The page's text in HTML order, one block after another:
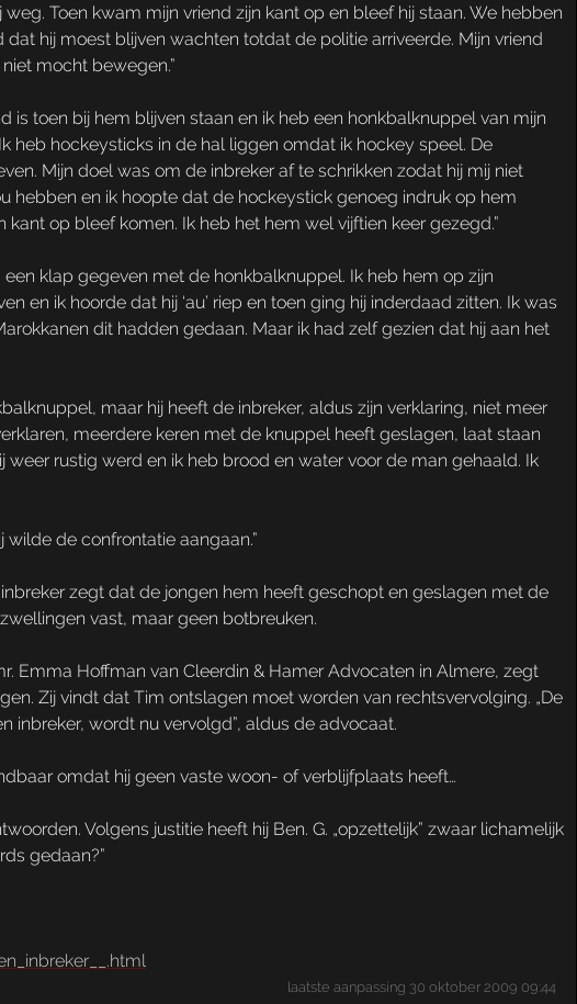
Toen kwam mijn vriend zijn kant op en bleef hij staan. We hebben
hij moest blijven wachten totdat de politie arriveerde. Mijn vriend
mocht bewegen.”
is toen bij hem blijven staan en ik heb een honkbalknuppel van mijn
heb hockeysticks in de hal liggen omdat ik hockey speel. De
Mijn doel was om de inbreker af te schrikken zodat hij mij niet
hebben en ik hoopte dat de hockeystick genoeg indruk op hem
op bleef komen. Ik heb het hem wel vijftien keer gezegd.”
klap gegeven met de honkbalknuppel. Ik heb hem op zijn
en ik hoorde dat hij ‘au’ riep en toen ging hij inderdaad zitten. Ik was
dit hadden gedaan. Maar ik had zelf gezien dat hij aan het
maar hij heeft de inbreker, aldus zijn verklaring, niet meer
meerdere keren met de knuppel heeft geslagen, laat staan
weer rustig werd en ik heb brood en water voor de man gehaald. Ik
de confrontatie aangaan.”
zegt dat de jongen hem heeft geschopt en geslagen met de
vast, maar geen botbreuken.
Emma Hoffman van Cleerdin & Hamer Advocaten in Almere, zegt
Zij vindt dat Tim ontslagen moet worden van rechtsvervolging. „De
inbreker, wordt nu vervolgd”, aldus de advocaat.
omdat hij geen vaste woon- of verblijfplaats heeft…
Volgens justitie heeft hij Ben. G. „opzettelijk” zwaar lichamelijk
gedaan?”
laatste aanpassing 30 oktober 2009 09:44